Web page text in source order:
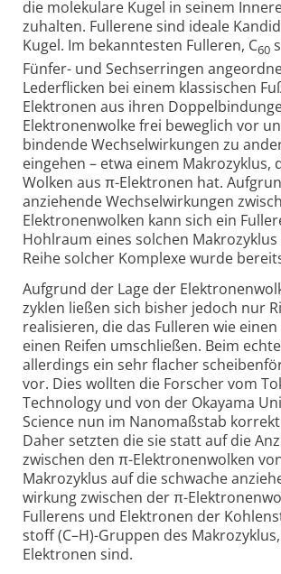
die molekulare Kugel in seinem
zuhalten. Fullerene sind ideale
Kugel. Im bekann­testen Fulleren, C60
Fünfer- und Sechserringen
Leder­flicken bei einem klas­sischen
Elektronen aus ihren
Elektronen­wolke frei beweglich vor
bindende Wechsel­wirkungen zu
eingehen – etwa einem Makro­zyklus,
Wolken aus π-Elektronen hat.
anziehende Wechsel­wirkungen
Elektronen­wolken kann sich ein
Hohlraum eines solchen
Reihe solcher Komplexe wurde
Aufgrund der Lage der
zyklen ließen sich bisher jedoch nur
realisieren, die das Fulleren wie
einen Reifen umschließen. Beim
allerdings ein sehr flacher
vor. Dies wollten die Forscher vom
Techno­logy und von der Okayama
Science nun im Nano­maßstab
Daher setzten die sie statt auf die
zwischen den π-Elektronen­wolken
Makro­zyklus auf die schwache
wirkung zwischen der π-
Fullerens und Elektronen der
stoff (C–H)-Gruppen des
Elektronen sind.